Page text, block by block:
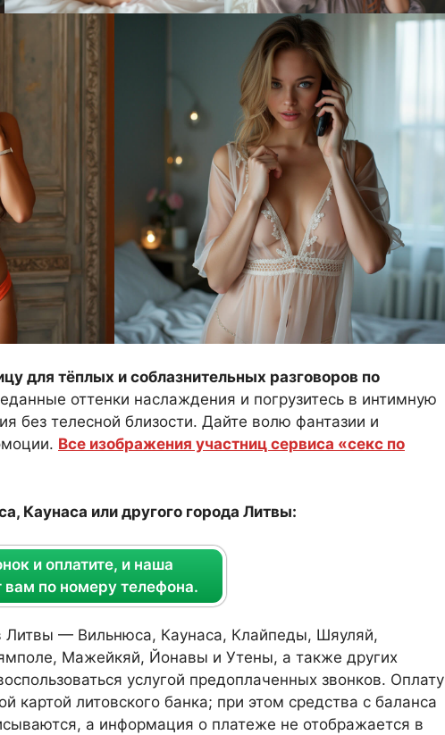
для тёплых и соблазнительных разговоров по
оттенки наслаждения и погрузитесь в интимную
без телесной близости. Дайте волю фантазии и
Все изображения участниц сервиса «секс по
Каунаса или другого города Литвы:
и оплатите, и наша
по номеру телефона.
Литвы — Вильнюса, Каунаса, Клайпеды, Шяуляй,
Мажейкяй, Йонавы и Утены, а также других
услугой предоплаченных звонков. Оплату
картой литовского банка; при этом средства с баланса
а информация о платеже не отображается в